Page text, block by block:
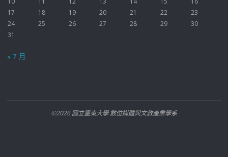
17
18 19 20 21 22
23
24
25 26 27 28 29
30
31
« 7 月
©2026 國立臺東大學 數位媒體與文教產業學系